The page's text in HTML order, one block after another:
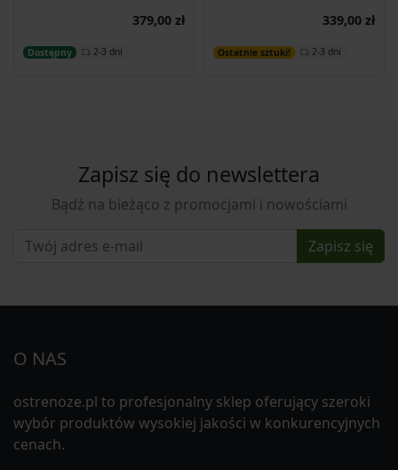
379,00 zł
Dostępny 2-3 dni
Dodaj do koszyka
339,00 zł
Ostatnie sztuki! 2-3 dni
Dodaj do koszyka
Zapisz się do newslettera
Bądź na bieżąco z promocjami i nowościami
Zapisz się
O NAS
ostrenoze.pl to profesjonalny sklep oferujący szeroki
wybór produktów wysokiej jakości w konkurencyjnych
cenach.